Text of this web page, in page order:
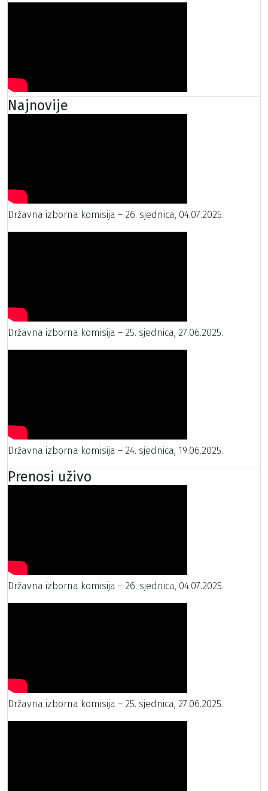
Najnovije
Državna izborna komisija – 26. sjednica, 04.07.2025.
Državna izborna komisija – 25. sjednica, 27.06.2025.
Državna izborna komisija – 24. sjednica, 19.06.2025.
Prenosi uživo
Državna izborna komisija – 26. sjednica, 04.07.2025.
Državna izborna komisija – 25. sjednica, 27.06.2025.